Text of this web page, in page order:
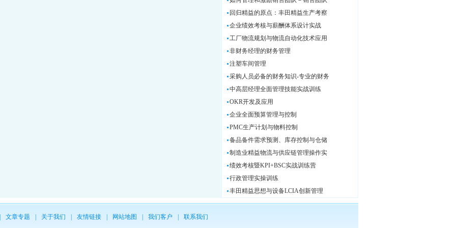
回归精益的原点：丰田精益生产考察
企业绩效考核与薪酬体系设计实战
工厂物流规划与物流自动化技术应用
非财务经理的财务管理
注塑车间管理
采购人员必备的财务知识-专业的财务
中高层经理全面管理技能实战训练
OKR开发及应用
企业全面预算管理与控制
PMC生产计划与物料控制
备品备件需求预测、库存控制与仓储
制造业精益物流与供应链管理操作实
绩效考核暨KPI+BSC实战训练营
行政管理实操训练
丰田精益思想与设备LCIA创新管理
文章专题 关于我们 友情链接 网站地图 我们客户 联系我们